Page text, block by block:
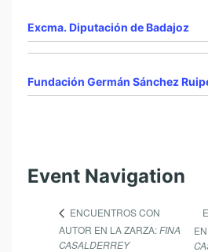
Excma. Diputación de Badajoz
Fundación Germán Sánchez
Event Navigation
ENCUENTROS CON
AUTOR EN LA ZARZA:FINA
CASALDERREY